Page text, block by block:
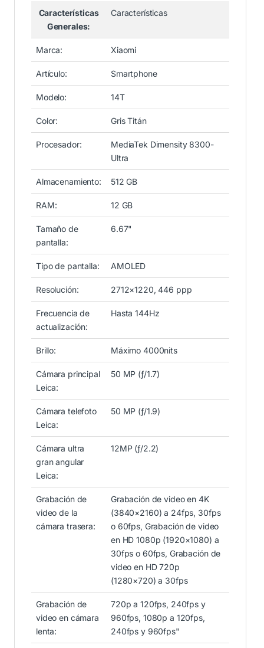
Características
Generales:
Características
Marca: Xiaomi
Artículo: Smartphone
Modelo: 14T
Color: Gris Titán
Procesador:
MediaTek Dimensity 8300-
Ultra
Almacenamiento: 512 GB
RAM: 12 GB
Tamaño de
pantalla:
6.67"
Tipo de pantalla: AMOLED
Resolución: 2712×1220, 446 ppp
Frecuencia de
actualización:
Hasta 144Hz
Brillo: Máximo 4000nits
Cámara principal
Leica:
50 MP (ƒ/1.7)
Cámara telefoto
Leica:
50 MP (ƒ/1.9)
Cámara ultra
gran angular
Leica:
12MP (ƒ/2.2)
Grabación de
video de la
cámara trasera:
Grabación de video en 4K
(3840×2160) a 24fps, 30fps
o 60fps, Grabación de video
en HD 1080p (1920×1080) a
30fps o 60fps, Grabación de
video en HD 720p
(1280×720) a 30fps
Grabación de
video en cámara
lenta:
720p a 120fps, 240fps y
960fps, 1080p a 120fps,
240fps y 960fps"